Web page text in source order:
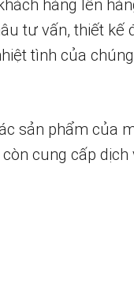
hàng lên
tư vấn, thiết
tình của
sản phẩm của
cung cấp